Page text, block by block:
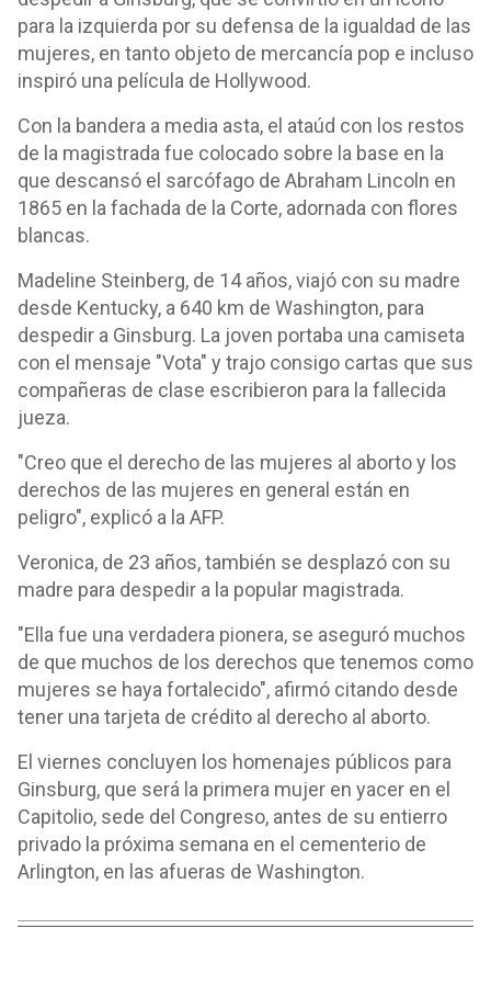
para la izquierda por su defensa de la igualdad de las
mujeres, en tanto objeto de mercancía pop e incluso
inspiró una película de Hollywood.
Con la bandera a media asta, el ataúd con los restos
de la magistrada fue colocado sobre la base en la
que descansó el sarcófago de Abraham Lincoln en
1865 en la fachada de la Corte, adornada con flores
blancas.
Madeline Steinberg, de 14 años, viajó con su madre
desde Kentucky, a 640 km de Washington, para
despedir a Ginsburg. La joven portaba una camiseta
con el mensaje "Vota" y trajo consigo cartas que sus
compañeras de clase escribieron para la fallecida
jueza.
"Creo que el derecho de las mujeres al aborto y los
derechos de las mujeres en general están en
peligro", explicó a la AFP.
Veronica, de 23 años, también se desplazó con su
madre para despedir a la popular magistrada.
"Ella fue una verdadera pionera, se aseguró muchos
de que muchos de los derechos que tenemos como
mujeres se haya fortalecido", afirmó citando desde
tener una tarjeta de crédito al derecho al aborto.
El viernes concluyen los homenajes públicos para
Ginsburg, que será la primera mujer en yacer en el
Capitolio, sede del Congreso, antes de su entierro
privado la próxima semana en el cementerio de
Arlington, en las afueras de Washington.